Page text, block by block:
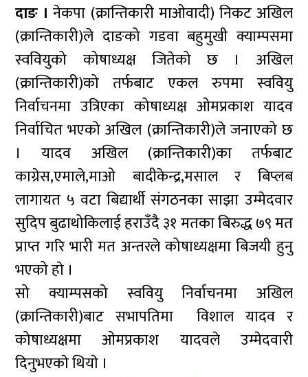
दाङ । नेकपा (क्रान्तिकारी माओवादी) निकट अखिल
(क्रान्तिकारी)ले दाङको गडवा बहुमुखी क्याम्पसमा
स्ववियुको कोषाध्यक्ष जितेको छ । अखिल
(क्रान्तिकारी)को तर्फबाट एकल रुपमा स्ववियु
निर्वाचनमा उत्रिएका कोषाध्यक्ष ओमप्रकाश यादव
निर्वाचित भएको अखिल (क्रान्तिकारी)ले जनाएको छ
। यादव अखिल (क्रान्तिकारी)का तर्फबाट
काग्रेस,एमाले,माओ बादीकेन्द्र,मसाल र बिप्लब
लागायत ५ वटा बिद्यार्थी संगठनका साझा उम्मेदवार
सुदिप बुढाथोकिलाई हराउँदै ३१ मतका बिरुद्ध ७९ मत
प्राप्त गरि भारी मत अन्तरले कोषाध्यक्षमा बिजयी हुनु
भएको हाे ।
सो क्याम्पसको स्ववियु निर्वाचनमा अखिल
(क्रान्तिकारी)बाट सभापतिमा विशाल यादव र
कोषाध्यक्षमा ओमप्रकाश यादवले उम्मेदवारी
दिनुभएकाे थियाे ।